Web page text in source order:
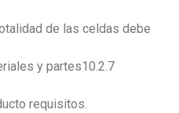
de las celdas debe
y partes10.2.7
requisitos.